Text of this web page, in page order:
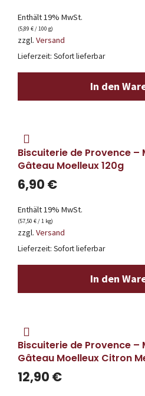
Enthält 19% MwSt.
(5,89 € / 100 g)
zzgl. Versand
Lieferzeit: Sofort lieferbar
In den
Biscuiterie de Provence –
Gâteau Moelleux 120g
6,90 €
Enthält 19% MwSt.
(57,50 €/ 1 kg)
zzgl. Versand
Lieferzeit: Sofort lieferbar
In den
Biscuiterie de Provence –
Gâteau Moelleux Citron
12,90 €